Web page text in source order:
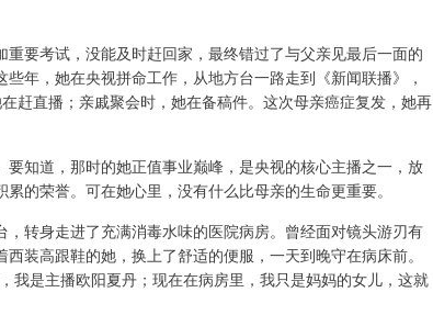
要考试，没能及时赶回家，最终错过了与父亲见最后一面的
年，她在央视拼命工作，从地方台一路走到《新闻联播》，
直播；亲戚聚会时，她在备稿件。这次母亲癌症复发，她再
知道，那时的她正值事业巅峰，是央视的核心主播之一，放
的荣誉。可在她心里，没有什么比母亲的生命更重要。
转身走进了充满消毒水味的医院病房。曾经面对镜头游刃有
装高跟鞋的她，换上了舒适的便服，一天到晚守在病床前。
我是主播欧阳夏丹；现在在病房里，我只是妈妈的女儿，这就